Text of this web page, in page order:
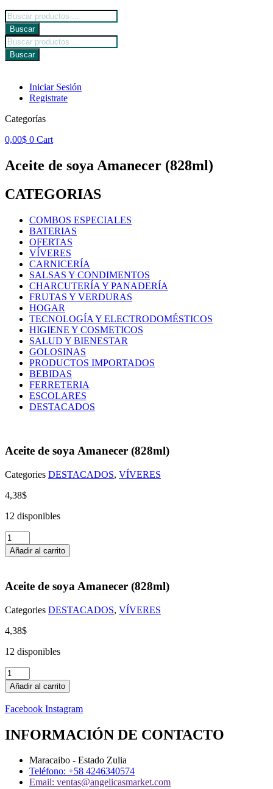
Búsqueda
de
productos
Buscar
Búsqueda
de
productos
Buscar
Iniciar Sesión
Registrate
Categorías
0,00$ 0 Cart
Aceite de soya Amanecer (828ml)
CATEGORIAS
COMBOS ESPECIALES
BATERIAS
OFERTAS
VÍVERES
CARNICERÍA
SALSAS Y CONDIMENTOS
CHARCUTERÍA Y PANADERÍA
FRUTAS Y VERDURAS
HOGAR
TECNOLOGÍA Y ELECTRODOMÉSTICOS
HIGIENE Y COSMETICOS
SALUD Y BIENESTAR
GOLOSINAS
PRODUCTOS IMPORTADOS
BEBIDAS
FERRETERIA
ESCOLARES
DESTACADOS
Aceite de soya Amanecer (828ml)
Categories DESTACADOS, VÍVERES
4,38$
12 disponibles
Aceite
de
soya
(828ml)
cantidad
Añadir al carrito
Aceite de soya Amanecer (828ml)
Categories DESTACADOS, VÍVERES
4,38$
12 disponibles
Aceite
de
soya
Amanecer
(828ml)
Añadir al carrito
Facebook Instagram
INFORMACIÓN DE CONTACTO
Maracaibo - Estado Zulia
Teléfono: +58 4246340574
Email: ventas@angelicasmarket.com